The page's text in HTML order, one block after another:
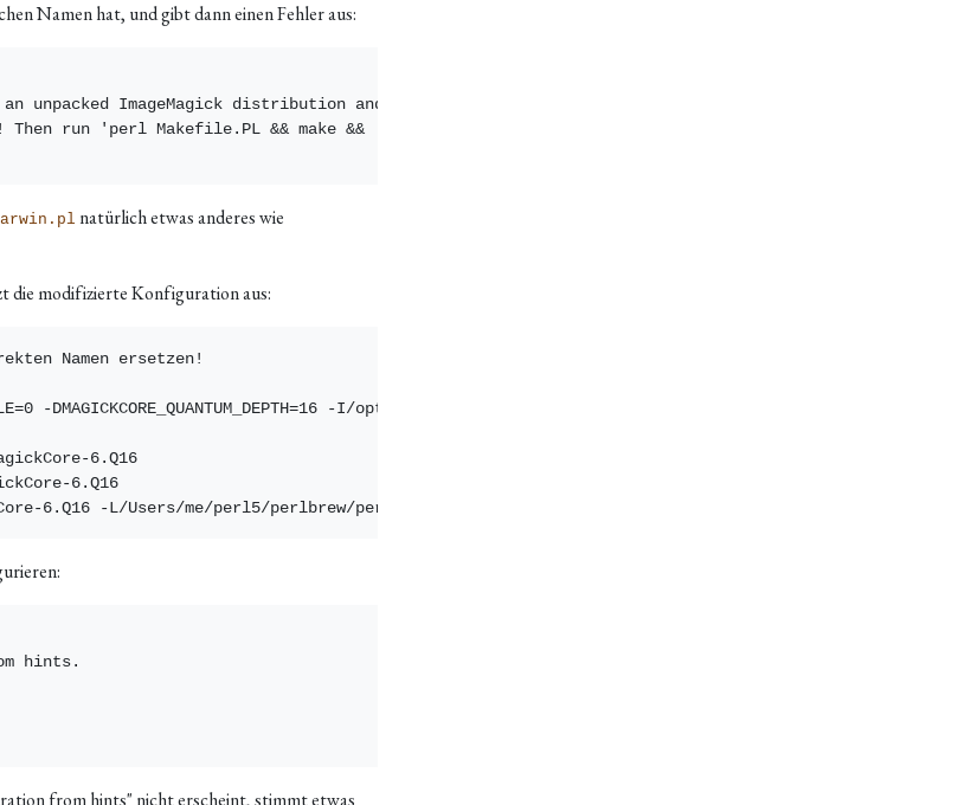
Namen hat, und gibt dann einen Fehler aus:
ImageMagick distribution and
run 'perl Makefile.PL && make &&
natürlich etwas anderes wie
die modifizierte Konfiguration aus:
Namen ersetzen!
-DMAGICKCORE_QUANTUM_DEPTH=16 -I/opt/local/include/ImageMagick-6
6.Q16
6.Q16
hints.
from hints" nicht erscheint, stimmt etwas